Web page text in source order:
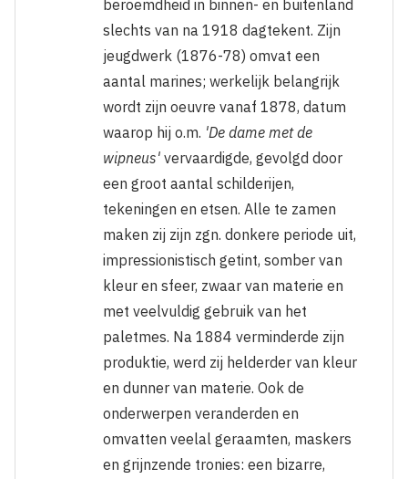
beroemdheid in binnen- en buitenland
slechts van na 1918 dagtekent. Zijn
jeugdwerk (1876-78) omvat een
aantal marines; werkelijk belangrijk
wordt zijn oeuvre vanaf 1878, datum
waarop hij o.m. 'De dame met de
wipneus' vervaardigde, gevolgd door
een groot aantal schilderijen,
tekeningen en etsen. Alle te zamen
maken zij zijn zgn. donkere periode uit,
impressionistisch getint, somber van
kleur en sfeer, zwaar van materie en
met veelvuldig gebruik van het
paletmes. Na 1884 verminderde zijn
produktie, werd zij helderder van kleur
en dunner van materie. Ook de
onderwerpen veranderden en
omvatten veelal geraamten, maskers
en grijnzende tronies: een bizarre,